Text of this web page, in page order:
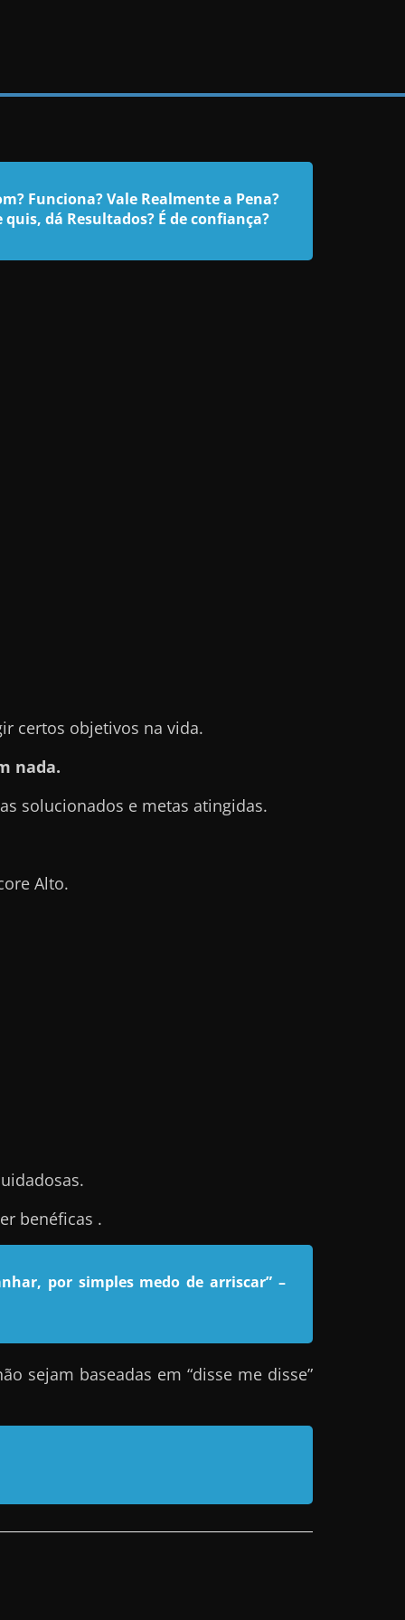
Funciona? Vale Realmente a Pena?
dá Resultados? É de confiança?
certos objetivos na vida.
nada.
solucionados e metas atingidas.
Alto.
benéficas .
por simples medo de arriscar” –
sejam baseadas em “disse me disse”